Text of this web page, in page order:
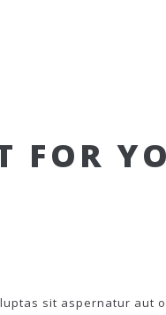
FOR
sit aspernatur aut